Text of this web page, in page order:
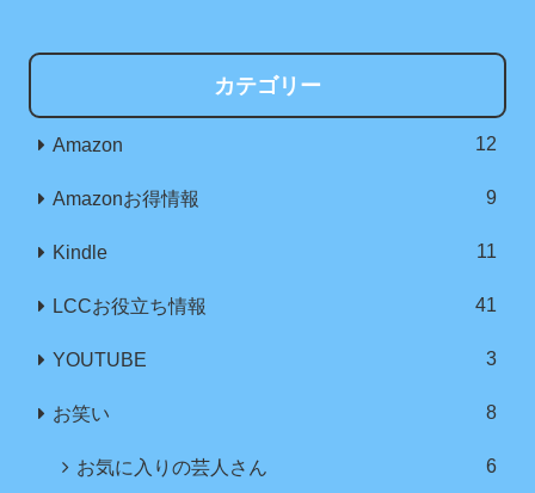
カテゴリー
Amazon 12
Amazonお得情報 9
Kindle 11
LCCお役立ち情報 41
YOUTUBE 3
お笑い 8
お気に入りの芸人さん 6